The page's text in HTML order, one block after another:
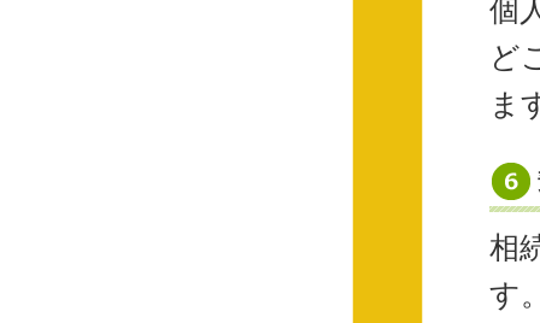
個
ど
ま
相
す